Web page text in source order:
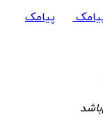
پیامک